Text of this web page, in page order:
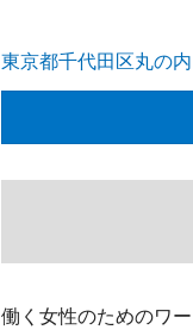
東京都千代田区丸の
働く女性のためのワ